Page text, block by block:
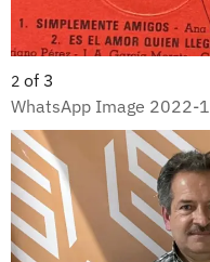
2 of 3
WhatsApp Image 2022-